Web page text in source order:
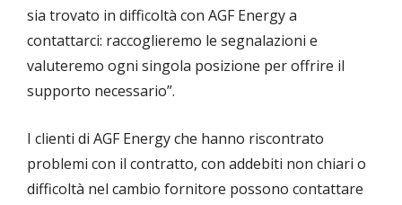
sia trovato in difficoltà con AGF Energy a
contattarci: raccoglieremo le segnalazioni e
valuteremo ogni singola posizione per offrire il
supporto necessario”.
I clienti di AGF Energy che hanno riscontrato
problemi con il contratto, con addebiti non chiari o
difficoltà nel cambio fornitore possono contattare